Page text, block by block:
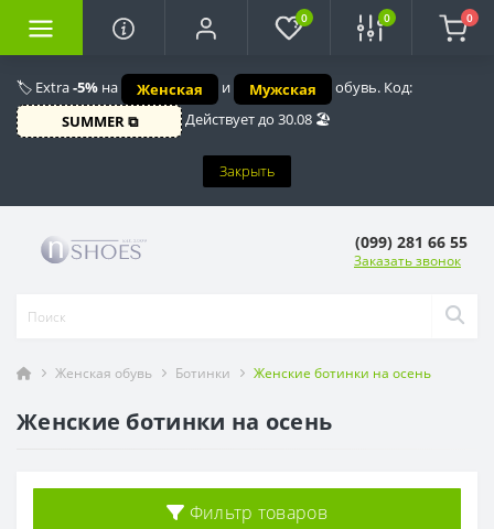
🏷️ Extra-5% на Женская и Мужская
обувь. Код:
SUMMER ⧉
Действует до 30.08 🏖️
Закрыть
0 0 0
(099) 281 66 55
Заказать звонок
Женская обувь Ботинки Женские ботинки на осень
Женские ботинки на осень
Фильтр товаров